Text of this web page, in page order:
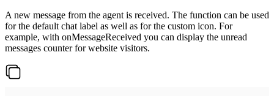
A new message from the agent is received. The function can be used
for the default chat label as well as for the custom icon. For
example, with onMessageReceived you can display the unread
messages counter for website visitors.